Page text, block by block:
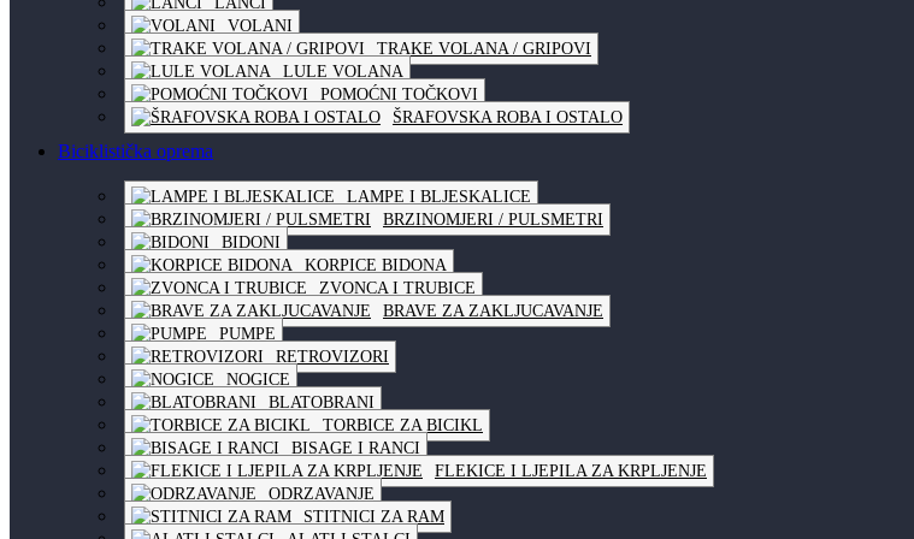
VOLANI
TRAKE VOLANA / GRIPOVI
LULE VOLANA
POMOĆNI TOČKOVI
ŠRAFOVSKA ROBA I OSTALO
Biciklistička oprema
LAMPE I BLJESKALICE
BRZINOMJERI / PULSMETRI
BIDONI
KORPICE BIDONA
ZVONCA I TRUBICE
BRAVE ZA ZAKLJUCAVANJE
PUMPE
RETROVIZORI
NOGICE
BLATOBRANI
TORBICE ZA BICIKL
BISAGE I RANCI
FLEKICE I LJEPILA ZA KRPLJENJE
ODRZAVANJE
STITNICI ZA RAM